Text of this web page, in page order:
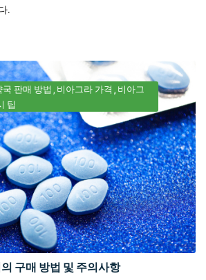
.
국 판매 방법 비아그라 가격
비아그
팁
구매 방법 및 주의사항